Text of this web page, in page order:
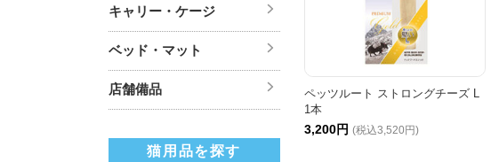
ペッツルート ストロングチーズ L
1本
3,200円 (税込3,520円)
キャリー・ケージ
ベッド・マット
店舗備品
猫用品を探す